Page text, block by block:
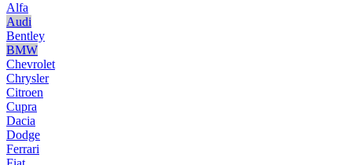
Alfa
Audi
Bentley
BMW
Chevrolet
Chrysler
Citroen
Cupra
Dacia
Dodge
Ferrari